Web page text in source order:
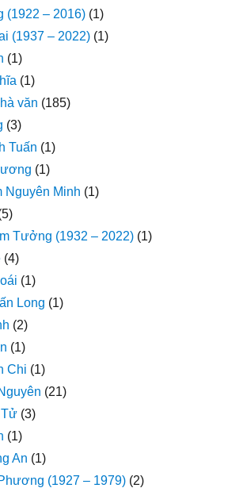
(1922 – 2016) (1)
(1937 – 2022) (1)
(1)
(1)
văn (185)
(3)
Tuấn (1)
(1)
Nguyên Minh (1)
Tưởng (1932 – 2022) (1)
(4)
(1)
Long (1)
(2)
(1)
Chi (1)
(21)
Tử (3)
(1)
An (1)
(1927 – 1979) (2)